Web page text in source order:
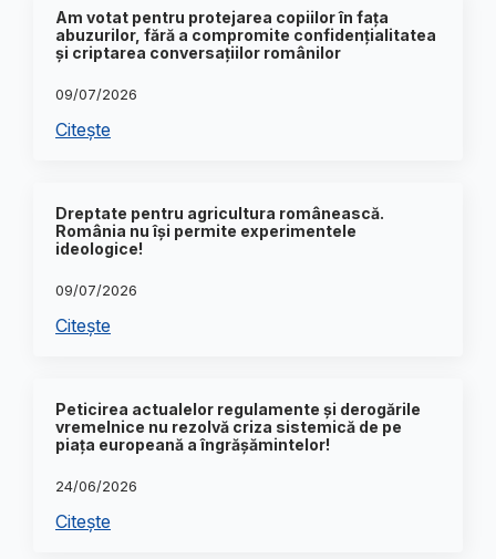
Am votat pentru protejarea copiilor în fața
abuzurilor, fără a compromite confidențialitatea
și criptarea conversațiilor românilor
09/07/2026
Citește
Dreptate pentru agricultura românească.
România nu își permite experimentele
ideologice!
09/07/2026
Citește
Peticirea actualelor regulamente și derogările
vremelnice nu rezolvă criza sistemică de pe
piața europeană a îngrășămintelor!
24/06/2026
Citește